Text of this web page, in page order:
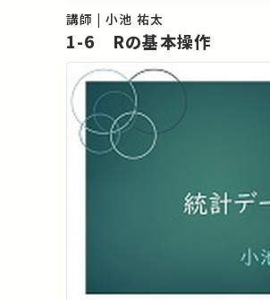
講師 | 小池 祐太
1-6 Rの基本操作